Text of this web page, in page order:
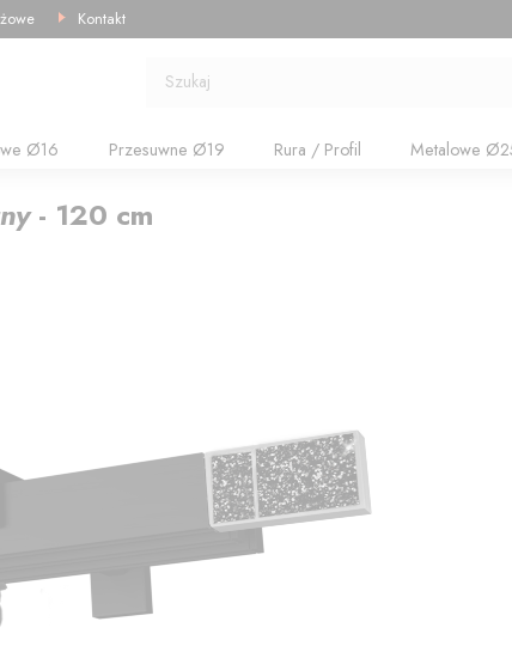
Szukaj
Ø16 Przesuwne Ø19 Rura / Profil Metalowe
Kontakt
- 120 cm